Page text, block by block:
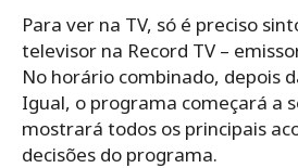
Para ver na TV, só é preciso
televisor na Record TV –
No horário combinado, depois
Igual, o programa começará a
mostrará todos os principais
decisões do programa.